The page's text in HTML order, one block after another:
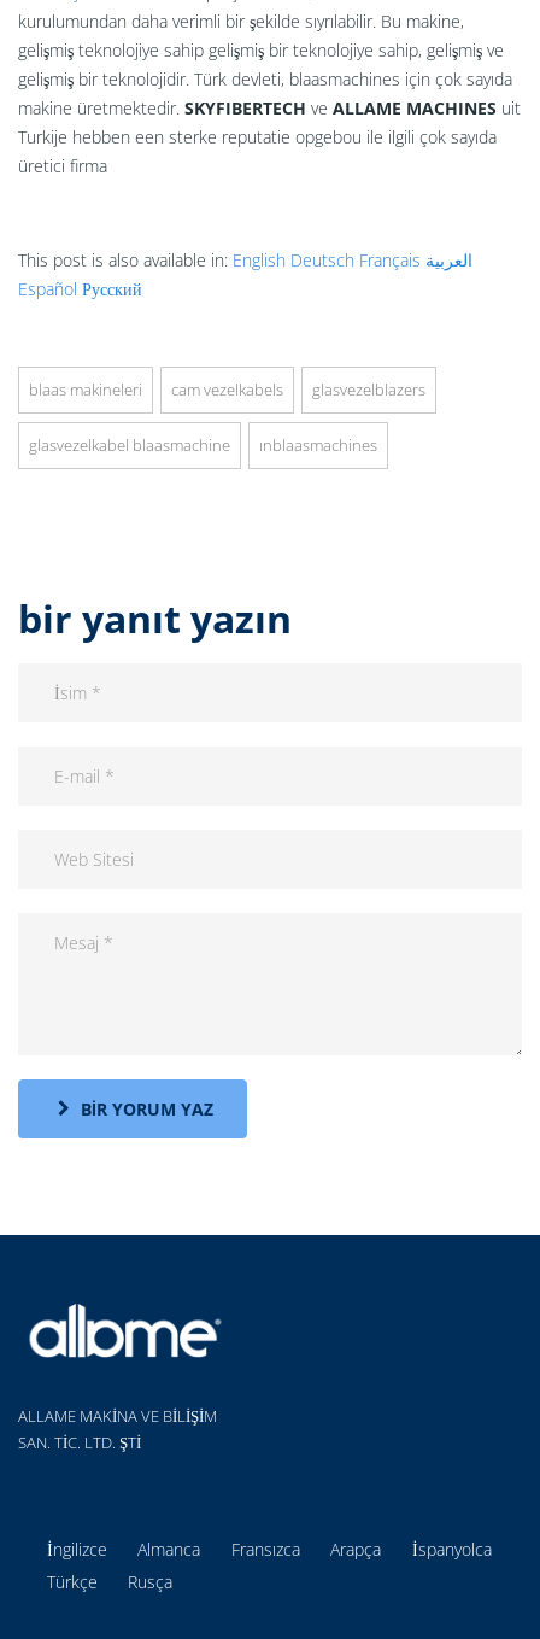
kurulumundan daha verimli bir şekilde sıyrılabilir. Bu makine,
gelişmiş teknolojiye sahip gelişmiş bir teknolojiye sahip, gelişmiş ve
gelişmiş bir teknolojidir. Türk devleti, blaasmachines için çok sayıda
makine üretmektedir. SKYFIBERTECH ve ALLAME MACHINES uit
Turkije hebben een sterke reputatie opgebou ile ilgili çok sayıda
üretici firma
This post is also available in: English Deutsch Français العربية
Español Русский
blaas makineleri cam vezelkabels glasvezelblazers
glasvezelkabel blaasmachine inblaasmachines
bir yanıt yazın
BIR YORUM YAZ
ALLAME MAKİNA VE BİLİŞİM
SAN. TİC. LTD. ŞTİ
İngilizce Almanca Fransızca Arapça
İspanyolca
Türkçe
Rusça